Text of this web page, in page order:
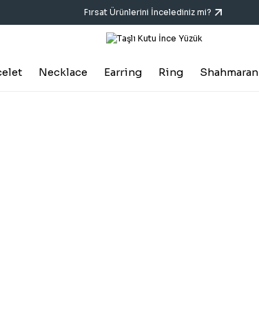
Fırsat Ürünlerini İncelediniz mi?
Necklace Earring Ring Shahmaran